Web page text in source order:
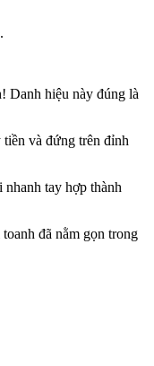
Danh hiệu này đúng là
và đứng trên đỉnh
tay hợp thành
đã nằm gọn trong